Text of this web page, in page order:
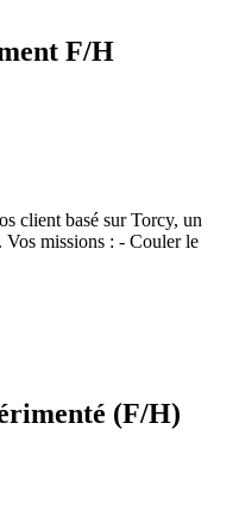
F/H
client basé sur Torcy, un
missions : - Couler le
(F/H)